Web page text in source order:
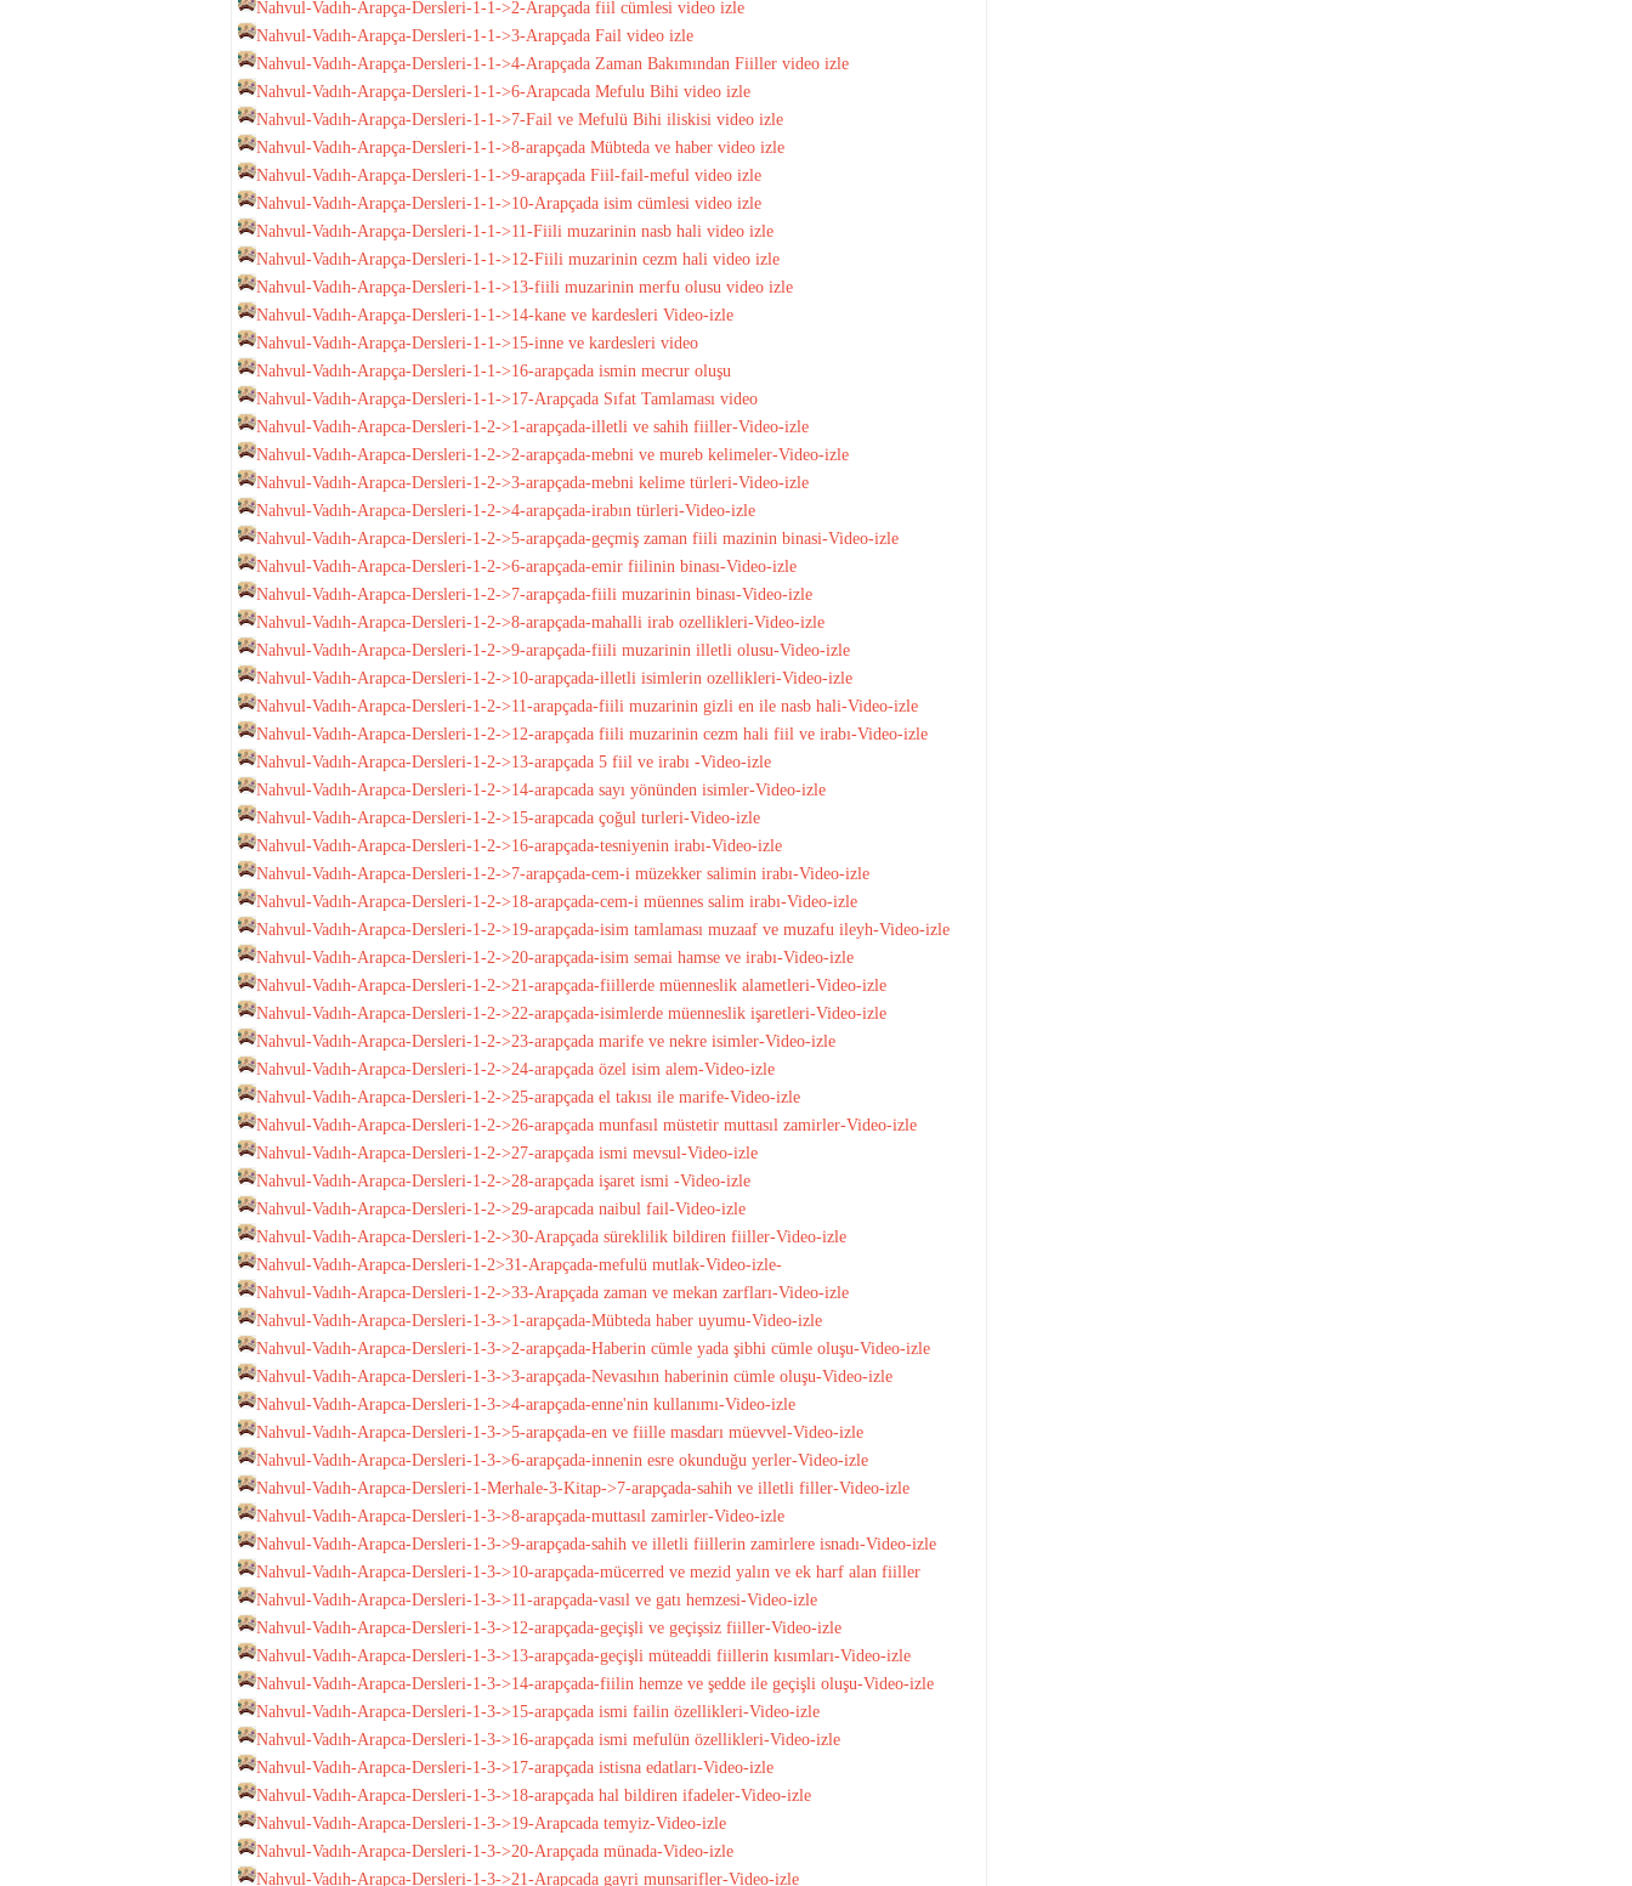
Nahvul-Vadıh-Arapça-Dersleri-1-1->2-Arapçada fiil cümlesi video izle
Nahvul-Vadıh-Arapça-Dersleri-1-1->3-Arapçada Fail video izle
Nahvul-Vadıh-Arapça-Dersleri-1-1->4-Arapçada Zaman Bakımından Fiiller video izle
Nahvul-Vadıh-Arapça-Dersleri-1-1->6-Arapcada Mefulu Bihi video izle
Nahvul-Vadıh-Arapça-Dersleri-1-1->7-Fail ve Mefulü Bihi iliskisi video izle
Nahvul-Vadıh-Arapça-Dersleri-1-1->8-arapçada Mübteda ve haber video izle
Nahvul-Vadıh-Arapça-Dersleri-1-1->9-arapçada Fiil-fail-meful video izle
Nahvul-Vadıh-Arapça-Dersleri-1-1->10-Arapçada isim cümlesi video izle
Nahvul-Vadıh-Arapça-Dersleri-1-1->11-Fiili muzarinin nasb hali video izle
Nahvul-Vadıh-Arapça-Dersleri-1-1->12-Fiili muzarinin cezm hali video izle
Nahvul-Vadıh-Arapça-Dersleri-1-1->13-fiili muzarinin merfu olusu video izle
Nahvul-Vadıh-Arapça-Dersleri-1-1->14-kane ve kardesleri Video-izle
Nahvul-Vadıh-Arapça-Dersleri-1-1->15-inne ve kardesleri video
Nahvul-Vadıh-Arapça-Dersleri-1-1->16-arapçada ismin mecrur oluşu
Nahvul-Vadıh-Arapça-Dersleri-1-1->17-Arapçada Sıfat Tamlaması video
Nahvul-Vadıh-Arapca-Dersleri-1-2->1-arapçada-illetli ve sahih fiiller-Video-izle
Nahvul-Vadıh-Arapca-Dersleri-1-2->2-arapçada-mebni ve mureb kelimeler-Video-izle
Nahvul-Vadıh-Arapca-Dersleri-1-2->3-arapçada-mebni kelime türleri-Video-izle
Nahvul-Vadıh-Arapca-Dersleri-1-2->4-arapçada-irabın türleri-Video-izle
Nahvul-Vadıh-Arapca-Dersleri-1-2->5-arapçada-geçmiş zaman fiili mazinin binasi-Video-izle
Nahvul-Vadıh-Arapca-Dersleri-1-2->6-arapçada-emir fiilinin binası-Video-izle
Nahvul-Vadıh-Arapca-Dersleri-1-2->7-arapçada-fiili muzarinin binası-Video-izle
Nahvul-Vadıh-Arapca-Dersleri-1-2->8-arapçada-mahalli irab ozellikleri-Video-izle
Nahvul-Vadıh-Arapca-Dersleri-1-2->9-arapçada-fiili muzarinin illetli olusu-Video-izle
Nahvul-Vadıh-Arapca-Dersleri-1-2->10-arapçada-illetli isimlerin ozellikleri-Video-izle
Nahvul-Vadıh-Arapca-Dersleri-1-2->11-arapçada-fiili muzarinin gizli en ile nasb hali-Video-izle
Nahvul-Vadıh-Arapca-Dersleri-1-2->12-arapçada fiili muzarinin cezm hali fiil ve irabı-Video-izle
Nahvul-Vadıh-Arapca-Dersleri-1-2->13-arapçada 5 fiil ve irabı -Video-izle
Nahvul-Vadıh-Arapca-Dersleri-1-2->14-arapcada sayı yönünden isimler-Video-izle
Nahvul-Vadıh-Arapca-Dersleri-1-2->15-arapcada çoğul turleri-Video-izle
Nahvul-Vadıh-Arapca-Dersleri-1-2->16-arapçada-tesniyenin irabı-Video-izle
Nahvul-Vadıh-Arapca-Dersleri-1-2->7-arapçada-cem-i müzekker salimin irabı-Video-izle
Nahvul-Vadıh-Arapca-Dersleri-1-2->18-arapçada-cem-i müennes salim irabı-Video-izle
Nahvul-Vadıh-Arapca-Dersleri-1-2->19-arapçada-isim tamlaması muzaaf ve muzafu ileyh-Video-izle
Nahvul-Vadıh-Arapca-Dersleri-1-2->20-arapçada-isim semai hamse ve irabı-Video-izle
Nahvul-Vadıh-Arapca-Dersleri-1-2->21-arapçada-fiillerde müenneslik alametleri-Video-izle
Nahvul-Vadıh-Arapca-Dersleri-1-2->22-arapçada-isimlerde müenneslik işaretleri-Video-izle
Nahvul-Vadıh-Arapca-Dersleri-1-2->23-arapçada marife ve nekre isimler-Video-izle
Nahvul-Vadıh-Arapca-Dersleri-1-2->24-arapçada özel isim alem-Video-izle
Nahvul-Vadıh-Arapca-Dersleri-1-2->25-arapçada el takısı ile marife-Video-izle
Nahvul-Vadıh-Arapca-Dersleri-1-2->26-arapçada munfasıl müstetir muttasıl zamirler-Video-izle
Nahvul-Vadıh-Arapca-Dersleri-1-2->27-arapçada ismi mevsul-Video-izle
Nahvul-Vadıh-Arapca-Dersleri-1-2->28-arapçada işaret ismi -Video-izle
Nahvul-Vadıh-Arapca-Dersleri-1-2->29-arapcada naibul fail-Video-izle
Nahvul-Vadıh-Arapca-Dersleri-1-2->30-Arapçada süreklilik bildiren fiiller-Video-izle
Nahvul-Vadıh-Arapca-Dersleri-1-2>31-Arapçada-mefulü mutlak-Video-izle-
Nahvul-Vadıh-Arapca-Dersleri-1-2->33-Arapçada zaman ve mekan zarfları-Video-izle
Nahvul-Vadıh-Arapca-Dersleri-1-3->1-arapçada-Mübteda haber uyumu-Video-izle
Nahvul-Vadıh-Arapca-Dersleri-1-3->2-arapçada-Haberin cümle yada şibhi cümle oluşu-Video-izle
Nahvul-Vadıh-Arapca-Dersleri-1-3->3-arapçada-Nevasıhın haberinin cümle oluşu-Video-izle
Nahvul-Vadıh-Arapca-Dersleri-1-3->4-arapçada-enne'nin kullanımı-Video-izle
Nahvul-Vadıh-Arapca-Dersleri-1-3->5-arapçada-en ve fiille masdarı müevvel-Video-izle
Nahvul-Vadıh-Arapca-Dersleri-1-3->6-arapçada-innenin esre okunduğu yerler-Video-izle
Nahvul-Vadıh-Arapca-Dersleri-1-Merhale-3-Kitap->7-arapçada-sahih ve illetli filler-Video-izle
Nahvul-Vadıh-Arapca-Dersleri-1-3->8-arapçada-muttasıl zamirler-Video-izle
Nahvul-Vadıh-Arapca-Dersleri-1-3->9-arapçada-sahih ve illetli fiillerin zamirlere isnadı-Video-izle
Nahvul-Vadıh-Arapca-Dersleri-1-3->10-arapçada-mücerred ve mezid yalın ve ek harf alan fiiller
Nahvul-Vadıh-Arapca-Dersleri-1-3->11-arapçada-vasıl ve gatı hemzesi-Video-izle
Nahvul-Vadıh-Arapca-Dersleri-1-3->12-arapçada-geçişli ve geçişsiz fiiller-Video-izle
Nahvul-Vadıh-Arapca-Dersleri-1-3->13-arapçada-geçişli müteaddi fiillerin kısımları-Video-izle
Nahvul-Vadıh-Arapca-Dersleri-1-3->14-arapçada-fiilin hemze ve şedde ile geçişli oluşu-Video-izle
Nahvul-Vadıh-Arapca-Dersleri-1-3->15-arapçada ismi failin özellikleri-Video-izle
Nahvul-Vadıh-Arapca-Dersleri-1-3->16-arapçada ismi mefulün özellikleri-Video-izle
Nahvul-Vadıh-Arapca-Dersleri-1-3->17-arapçada istisna edatları-Video-izle
Nahvul-Vadıh-Arapca-Dersleri-1-3->18-arapçada hal bildiren ifadeler-Video-izle
Nahvul-Vadıh-Arapca-Dersleri-1-3->19-Arapcada temyiz-Video-izle
Nahvul-Vadıh-Arapca-Dersleri-1-3->20-Arapçada münada-Video-izle
Nahvul-Vadıh-Arapca-Dersleri-1-3->21-Arapcada gayri munsarifler-Video-izle